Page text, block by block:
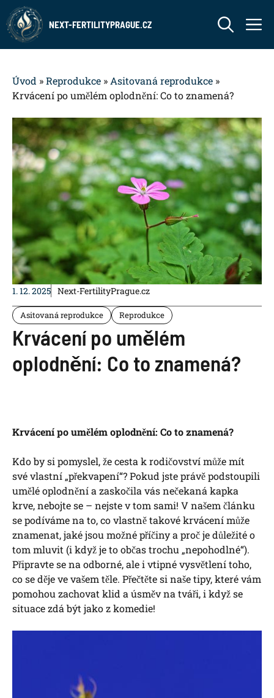
Přeskočit
na
obsah
NEXT-FERTILITYPRAGUE.CZ
Úvod »Reprodukce » Asitovaná reprodukce »
Krvácení po umělém oplodnění: Co to znamená?
1. 12. 2025 Next-FertilityPrague.cz
Asitovaná reprodukce Reprodukce
Krvácení po umělém
oplodnění: Co to znamená?
Krvácení po umělém oplodnění: Co to znamená?
Kdo by si pomyslel, že cesta k rodičovství může mít
své vlastní „překvapení“? Pokud jste právě podstoupili
umělé oplodnění a zaskočila vás nečekaná kapka
krve, nebojte se – nejste v tom sami! V našem článku
se podíváme na to, co vlastně takové krvácení může
znamenat, jaké jsou možné příčiny a proč je důležité o
tom mluvit (i když je to občas trochu „nepohodlné“).
Připravte se na odborné, ale i vtipné vysvětlení toho,
co se děje ve vašem těle. Přečtěte si naše tipy, které vám
pomohou zachovat klid a úsměv na tváři, i když se
situace zdá být jako z komedie!